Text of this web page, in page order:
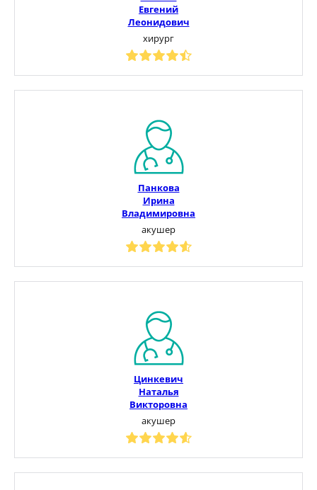
Евгений
Леонидович
хирург
Панкова
Ирина
Владимировна
акушер
Цинкевич
Наталья
Викторовна
акушер